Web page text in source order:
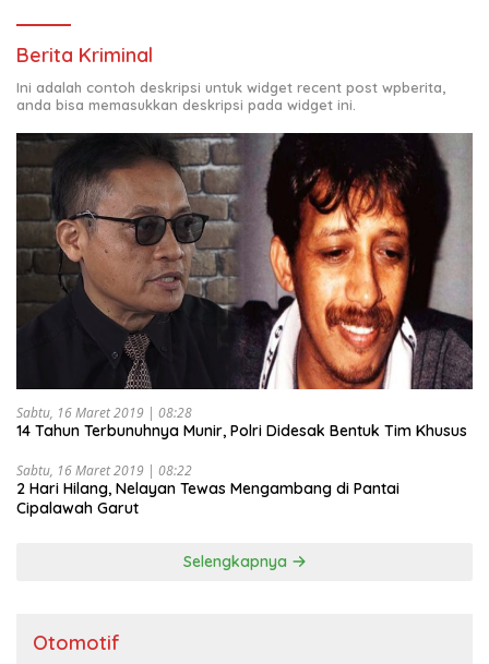
Berita Kriminal
Ini adalah contoh deskripsi untuk widget recent post wpberita,
anda bisa memasukkan deskripsi pada widget ini.
Sabtu, 16 Maret 2019 | 08:28
14 Tahun Terbunuhnya Munir, Polri Didesak Bentuk Tim Khusus
Sabtu, 16 Maret 2019 | 08:22
2 Hari Hilang, Nelayan Tewas Mengambang di Pantai
Cipalawah Garut
Selengkapnya
Otomotif